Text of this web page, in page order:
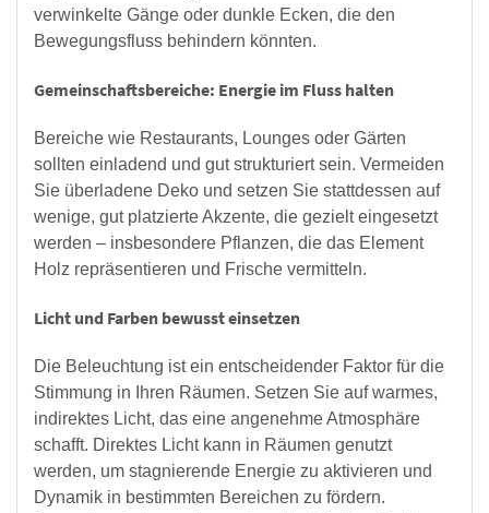
verwinkelte Gänge oder dunkle Ecken, die den
Bewegungsfluss behindern könnten.
Gemeinschaftsbereiche: Energie im Fluss halten
Bereiche wie Restaurants, Lounges oder Gärten
sollten einladend und gut strukturiert sein. Vermeiden
Sie überladene Deko und setzen Sie stattdessen auf
wenige, gut platzierte Akzente, die gezielt eingesetzt
werden – insbesondere Pflanzen, die das Element
Holz repräsentieren und Frische vermitteln.
Licht und Farben bewusst einsetzen
Die Beleuchtung ist ein entscheidender Faktor für die
Stimmung in Ihren Räumen. Setzen Sie auf warmes,
indirektes Licht, das eine angenehme Atmosphäre
schafft. Direktes Licht kann in Räumen genutzt
werden, um stagnierende Energie zu aktivieren und
Dynamik in bestimmten Bereichen zu fördern.